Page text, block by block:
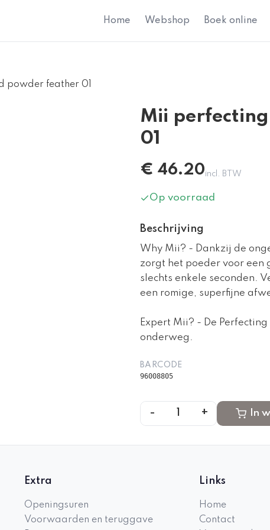
Home Webshop Boek online
powder feather 01
Mii
01
€ 46.20incl. BTW
Op voorraad
Beschrijving
Why Mii? - Dankzij de
zorgt het poeder voor
slechts enkele seconden.
een romige, superfijne
Expert Mii? - De
onderweg.
BARCODE
96008805
- + In
Extra
Openingsuren
Voorwaarden en teruggave
Links
Home
Contact